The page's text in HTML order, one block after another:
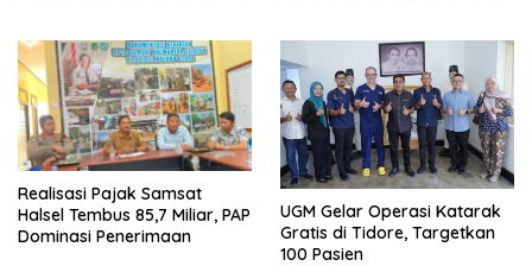
Realisasi Pajak Samsat
Halsel Tembus 85,7 Miliar, PAP
Dominasi Penerimaan
UGM Gelar Operasi Katarak
Gratis di Tidore, Targetkan
100 Pasien